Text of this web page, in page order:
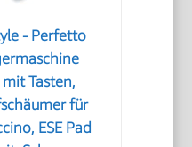
- Perfetto
Tasten,
für
ESE Pad